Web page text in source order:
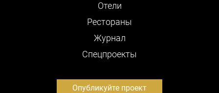
Отели
Рестораны
Журнал
Cпецпроекты
Опубликуйте проект